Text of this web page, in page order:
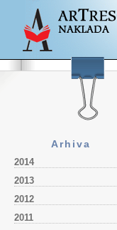
Arhiva
2014
2013
2012
2011